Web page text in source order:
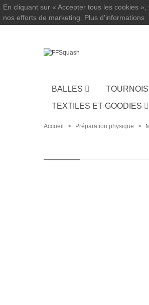
En cliquant sur « Accepter tous les cookies
nos efforts de marketing. Plus d'informations
BALLES
TEXTILES ET GOODIES
Accueil > Préparation physique >